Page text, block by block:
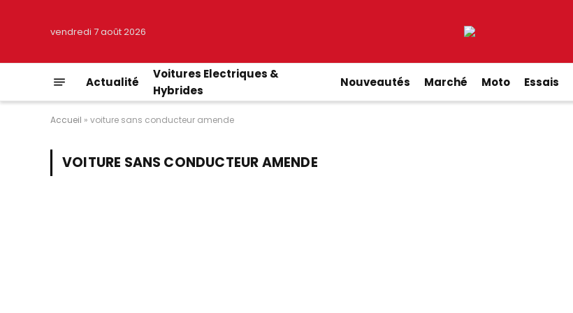
vendredi 7 août 2026
Actualité
Voitures Electriques &
Hybrides
Nouveautés Marché Moto Essais
Accueil » voiture sans conducteur amende
VOITURE SANS CONDUCTEUR AMENDE